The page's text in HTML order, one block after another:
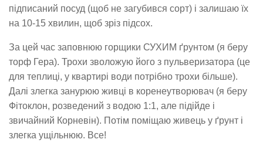
підписаний посуд (щоб не загубився сорт) і залишаю їх
на 10-15 хвилин, щоб зріз підсох.
За цей час заповнюю горщики СУХИМ ґрунтом (я беру
торф Гера). Трохи зволожую його з пульверизатора (це
для теплиці, у квартирі води потрібно трохи більше).
Далі злегка занурюю живці в коренеутворювач (я беру
Фітоклон, розведений з водою 1:1, але підійде і
звичайний Корневін). Потім поміщаю живець у ґрунт і
злегка ущільнюю. Все!